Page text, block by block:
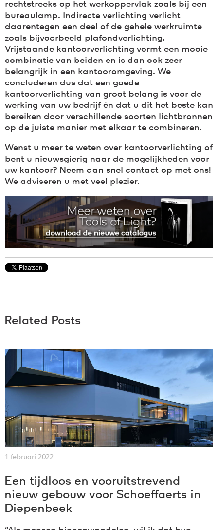
rechtstreeks op het werkoppervlak zoals bij een
bureaulamp. Indirecte verlichting verlicht
daarentegen een deel of de gehele werkruimte
zoals bijvoorbeeld plafondverlichting.
Vrijstaande kantoorverlichting vormt een mooie
combinatie van beiden en is dan ook zeer
belangrijk in een kantooromgeving. We
concluderen dus dat een goede
kantoorverlichting van groot belang is voor de
werking van uw bedrijf én dat u dit het beste kan
bereiken door verschillende soorten lichtbronnen
op de juiste manier met elkaar te combineren.
Wenst u meer te weten over kantoorverlichting of
bent u nieuwsgierig naar de mogelijkheden voor
uw kantoor? Neem dan snel contact op met ons!
We adviseren u met veel plezier.
Related Posts
1 februari 2022
Een tijdloos en vooruitstrevend
nieuw gebouw voor Schoeffaerts in
Diepenbeek